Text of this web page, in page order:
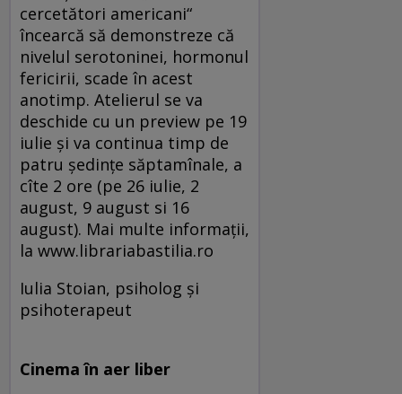
cercetători americani“
încearcă să demonstreze că
nivelul serotoninei, hormonul
fericirii, scade în acest
anotimp. Atelierul se va
deschide cu un preview pe 19
iulie şi va continua timp de
patru şedinţe săptamînale, a
cîte 2 ore (pe 26 iulie, 2
august, 9 august si 16
august). Mai multe informaţii,
la www.librariabastilia.ro
Iulia Stoian, psiholog şi
psihoterapeut
Cinema în aer liber